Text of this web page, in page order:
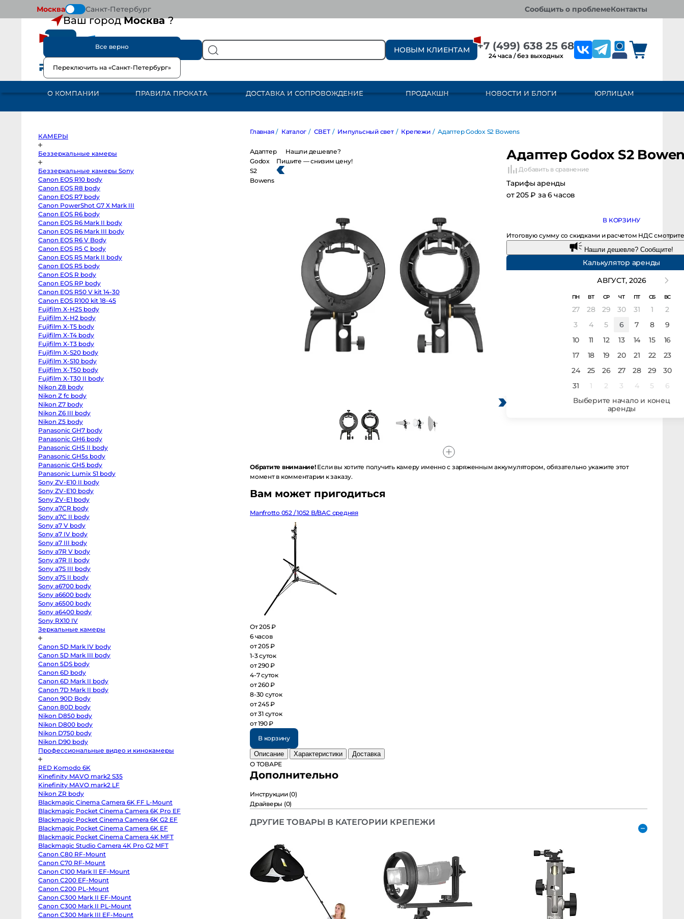
Москва Санкт-Петербург
Ваш городМосква?
Все верно
Переключить на «Санкт-Петербург»
сообщить о проблеме контакты
КАМЕРЫ
Беззеркальные
Беззеркальные
Sony
R8
body
EOS
G7
X
III
Canon
EOS
EOS
R6
EOS
R6
Mark
Canon
EOS
X-
X-
T30
II
Nikon
Z8
body
Nikon
Z
fc
body
Nikon
Z7
Z6
III
body
Panasonic
GH7
body
НОВЫМ КЛИЕНТАМ +7 (499) 638 25 68
24 часа / без выходных
О КОМПАНИИ ПРАВИЛА ПРОКАТА ДОСТАВКА И СОПРОВОЖДЕНИЕ ПРОДАКШН НОВОСТИ И БЛОГИ ЮРЛИЦАМ
КАМЕРЫ
Беззеркальные камеры
Беззеркальные камеры Sony
Canon EOS R10 body
Canon EOS R8 body
Canon EOS R7 body
Canon PowerShot G7 X Mark III
Canon EOS R6 body
Canon EOS R6 Mark II body
Canon EOS R6 Mark III body
Canon EOS R6 V Body
Canon EOS R5 C body
Canon EOS R5 Mark II body
Canon EOS R5 body
Canon EOS R body
Canon EOS RP body
Canon EOS R50 V kit 14-30
Canon EOS R100 kit 18-45
Fujifilm X-H2S body
Fujifilm X-H2 body
Fujifilm X-T5 body
Fujifilm X-T4 body
Fujifilm X-T3 body
Fujifilm X-S20 body
Fujifilm X-S10 body
Fujifilm X-T50 body
Fujifilm X-T30 II body
Nikon Z8 body
Nikon Z fc body
Nikon Z7 body
Nikon Z6 III body
Nikon Z5 body
Panasonic GH7 body
Panasonic GH6 body
Panasonic GH5 II body
Panasonic GH5s body
Panasonic GH5 body
Panasonic Lumix S1 body
Sony ZV-E10 II body
Sony ZV-E10 body
Sony ZV-E1 body
Sony a7CR body
Sony a7C II body
Sony a7 V body
Sony a7 IV body
Sony a7 III body
Sony a7R V body
Sony a7R II body
Sony a7S III body
Sony a7S II body
Sony a6700 body
Sony a6600 body
Sony a6500 body
Sony a6400 body
Sony RX10 IV
Зеркальные камеры
Canon 5D Mark IV body
Canon 5D Mark III body
Canon 5DS body
Canon 6D body
Canon 6D Mark II body
Canon 7D Mark II body
Canon 90D Body
Canon 80D body
Nikon D850 body
Nikon D800 body
Nikon D750 body
Nikon D90 body
Профессиональные видео и кинокамеры
RED Komodo 6K
Kinefinity MAVO mark2 S35
Kinefinity MAVO mark2 LF
Nikon ZR body
Blackmagic Cinema Camera 6K FF L-Mount
Blackmagic Pocket Cinema Camera 6K Pro EF
Blackmagic Pocket Cinema Camera 6K G2 EF
Blackmagic Pocket Cinema Camera 6K EF
Blackmagic Pocket Cinema Camera 4K MFT
Blackmagic Studio Camera 4K Pro G2 MFT
Canon C80 RF-Mount
Canon C70 RF-Mount
Canon C100 Mark II EF-Mount
Canon C200 EF-Mount
Canon C200 PL-Mount
Canon C300 Mark II EF-Mount
Canon C300 Mark II PL-Mount
Canon C300 Mark III EF-Mount
Главная / Каталог / СВЕТ / Импульсный свет / Крепежи / Адаптер Godox S2 Bowens
Адаптер
Godox
S2
Bowens
Нашли дешевле?
Пишите — снизим цену!
Адаптер Godox S2
Добавить в сравнение
Тарифы аренды
от 205 ₽ за 6 часов
В КОРЗИНУ
Итоговую сумму со скидками и расчетом НДС
Нашли дешевле? Сообщите!
Калькулятор аренды
АВГУСТ, 2026
ПН ВТ СР ЧТ ПТ СБ ВС
27 28 29 30 31 1
2
3
4 5 6 7 8
9
10
11 12 13 14 15
16
17
18 19 20 21 22
23
24
25 26 27 28 29
30
31
1 2 3 4 5 6
Обратите внимание!Если вы хотите получить камеру именно с заряженным аккумулятором, обязательно укажите этот
момент в комментарии к заказу.
Вам может пригодиться
Manfrotto 052 / 1052 B/BAC средняя
От 205 ₽
6 часов
от 205 ₽
1-3 суток
от 290 ₽
4-7 суток
от 260 ₽
8-30 суток
от 245 ₽
от 31 суток
от 190 ₽
В корзину
Описание Характеристики
Доставка
О ТОВАРЕ
Дополнительно
Инструкции (0)
Драйверы (0)
ДРУГИЕ ТОВАРЫ В КАТЕГОРИИ КРЕПЕЖИ